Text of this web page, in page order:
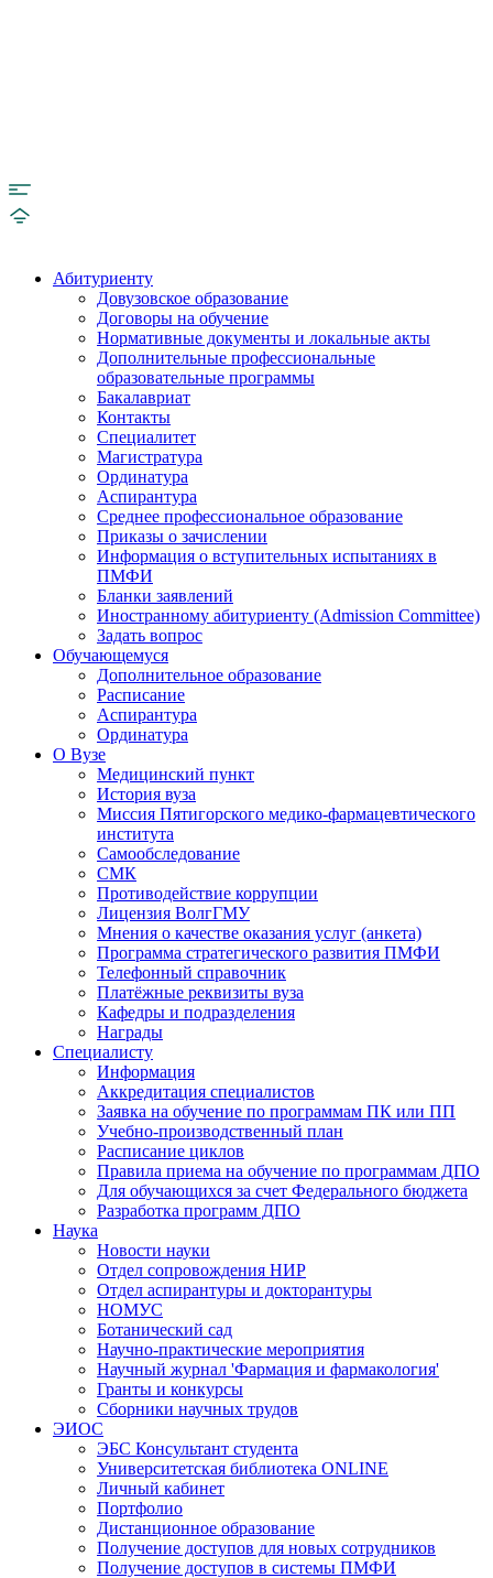
Абитуриенту
Довузовское образование
Договоры на обучение
Нормативные документы и локальные акты
Дополнительные профессиональные
образовательные программы
Бакалавриат
Контакты
Специалитет
Магистратура
Ординатура
Аспирантура
Среднее профессиональное образование
Приказы о зачислении
Информация о вступительных испытаниях в
ПМФИ
Бланки заявлений
Иностранному абитуриенту (Admission Committee)
Задать вопрос
Обучающемуся
Дополнительное образование
Расписание
Аспирантура
Ординатура
О Вузе
Медицинский пункт
История вуза
Миссия Пятигорского медико-фармацевтического
института
Самообследование
СМК
Противодействие коррупции
Лицензия ВолгГМУ
Мнения о качестве оказания услуг (анкета)
Программа стратегического развития ПМФИ
Телефонный справочник
Платёжные реквизиты вуза
Кафедры и подразделения
Награды
Специалисту
Информация
Аккредитация специалистов
Заявка на обучение по программам ПК или ПП
Учебно-производственный план
Расписание циклов
Правила приема на обучение по программам ДПО
Для обучающихся за счет Федерального бюджета
Разработка программ ДПО
Наука
Новости науки
Отдел сопровождения НИР
Отдел аспирантуры и докторантуры
НОМУС
Ботанический сад
Научно-практические мероприятия
Научный журнал 'Фармация и фармакология'
Гранты и конкурсы
Сборники научных трудов
ЭИОС
ЭБС Консультант студента
Университетская библиотека ONLINE
Личный кабинет
Портфолио
Дистанционное образование
Получение доступов для новых сотрудников
Получение доступов в системы ПМФИ